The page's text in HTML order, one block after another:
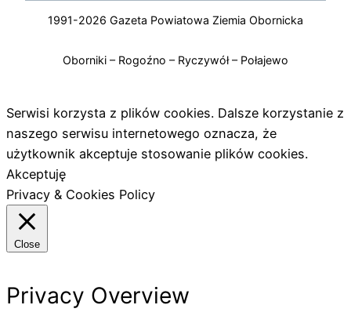
1991-2026 Gazeta Powiatowa Ziemia Obornicka
Oborniki – Rogoźno – Ryczywół – Połajewo
Serwisi korzysta z plików cookies. Dalsze korzystanie z
naszego serwisu internetowego oznacza, że
użytkownik akceptuje stosowanie plików cookies.
Akceptuję
Privacy & Cookies Policy
Close
Privacy Overview